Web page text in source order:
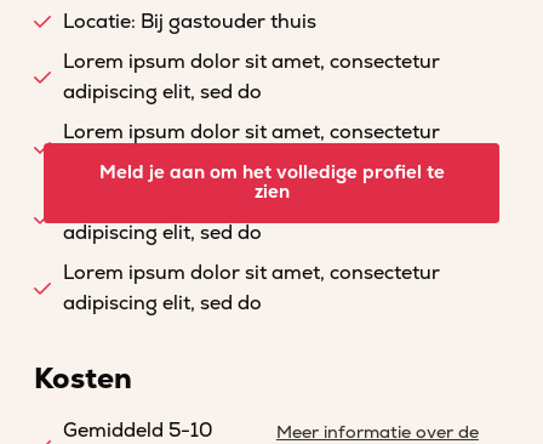
Locatie: Bij gastouder thuis
Lorem ipsum dolor sit amet, consectetur
adipiscing elit, sed do
Lorem ipsum dolor sit amet, consectetur
adipiscing elit, sed do
Lorem ipsum dolor sit amet, consectetur
adipiscing elit, sed do
Lorem ipsum dolor sit amet, consectetur
adipiscing elit, sed do
Meld je aan om het volledige profiel te
zien
Kosten
Gemiddeld 5-10
Meer informatie over de